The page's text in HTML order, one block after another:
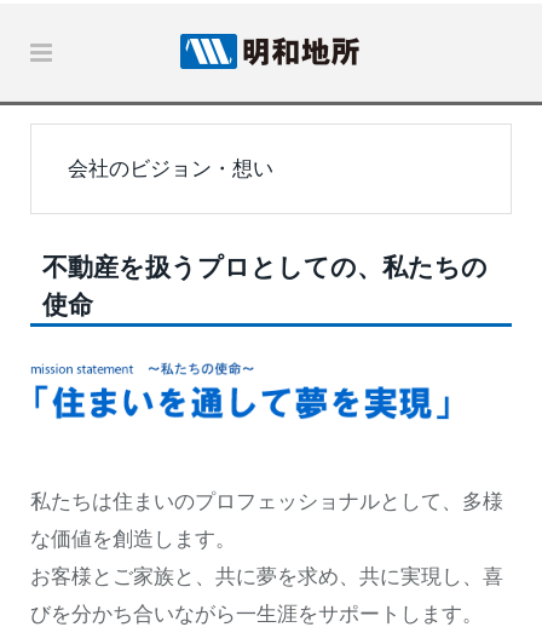
会社のビジョン・想い
不動産を扱うプロとしての、私たちの
使命
私たちは住まいのプロフェッショナルとして、多様
な価値を創造します。
お客様とご家族と、共に夢を求め、共に実現し、喜
びを分かち合いながら一生涯をサポートします。